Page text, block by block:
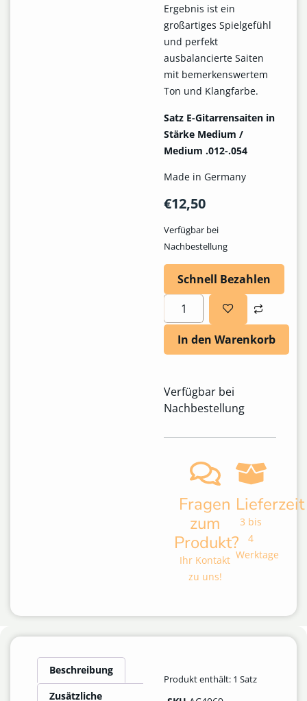
Ergebnis ist ein
großartiges Spielgefühl
und perfekt
ausbalancierte Saiten
mit bemerkenswertem
Ton und Klangfarbe.
Satz E-Gitarrensaiten in
Stärke Medium /
Medium .012-.054
Made in Germany
€12,50
Verfügbar bei
Nachbestellung
Schnell Bezahlen
In den Warenkorb
Verfügbar bei
Nachbestellung
Fragen
zum
Produkt?
Ihr Kontakt
zu uns!
Lieferzeit
3 bis
4
Werktage
Beschreibung
Zusätzliche
Produkt enthält: 1 Satz